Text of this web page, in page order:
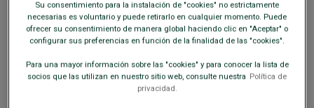
-10€en el 2do abrigo o chaqueta
Su consentimiento para la instalación de "cookies" no estrictamente
necesarias es voluntario y puede retirarlo en cualquier momento. Puede
ofrecer su consentimiento de manera global haciendo clic en "Aceptar" o
configurar sus preferencias en función de la finalidad de las "cookies".
Para una mayor información sobre las "cookies" y para conocer la lista de
socios que las utilizan en nuestro sitio web, consulte nuestra Política de
privacidad.